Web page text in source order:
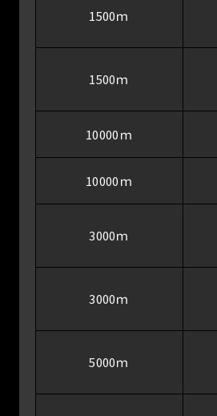
1500ｍ
1500ｍ
10000ｍ
10000ｍ
3000ｍ
3000ｍ
5000ｍ